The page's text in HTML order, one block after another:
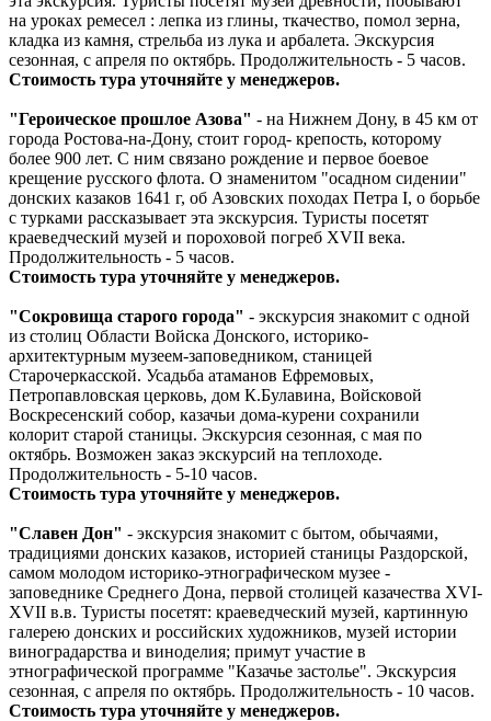
на уроках ремесел : лепка из глины, ткачество, помол зерна,
кладка из камня, стрельба из лука и арбалета. Экскурсия
сезонная, с апреля по октябрь. Продолжительность - 5 часов.
Стоимость тура уточняйте у менеджеров.
"Героическое прошлое Азова" - на Нижнем Дону, в 45 км от
города Ростова-на-Дону, стоит город- крепость, которому
более 900 лет. С ним связано рождение и первое боевое
крещение русского флота. О знаменитом "осадном сидении"
донских казаков 1641 г, об Азовских походах Петра I, о борьбе
с турками рассказывает эта экскурсия. Туристы посетят
краеведческий музей и пороховой погреб ХVII века.
Продолжительность - 5 часов.
Стоимость тура уточняйте у менеджеров.
"Cокровища старого города" - экскурсия знакомит с одной
из столиц Области Войска Донского, историко-
архитектурным музеем-заповедником, станицей
Старочеркасской. Усадьба атаманов Ефремовых,
Петропавловская церковь, дом К.Булавина, Войсковой
Воскресенский собор, казачьи дома-курени сохранили
колорит старой станицы. Экскурсия сезонная, с мая по
октябрь. Возможен заказ экскурсий на теплоходе.
Продолжительность - 5-10 часов.
Стоимость тура уточняйте у менеджеров.
"Славен Дон" - экскурсия знакомит с бытом, обычаями,
традициями донских казаков, историей станицы Раздорской,
самом молодом историко-этнографическом музее -
заповеднике Среднего Дона, первой столицей казачества ХVI-
ХVII в.в. Туристы посетят: краеведческий музей, картинную
галерею донских и российских художников, музей истории
виноградарства и виноделия; примут участие в
этнографической программе "Казачье застолье". Экскурсия
сезонная, с апреля по октябрь. Продолжительность - 10 часов.
Стоимость тура уточняйте у менеджеров.